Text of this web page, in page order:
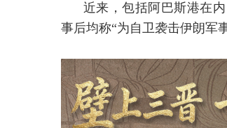
近来，包括阿巴斯港在
事后均称“为自卫袭击伊朗军